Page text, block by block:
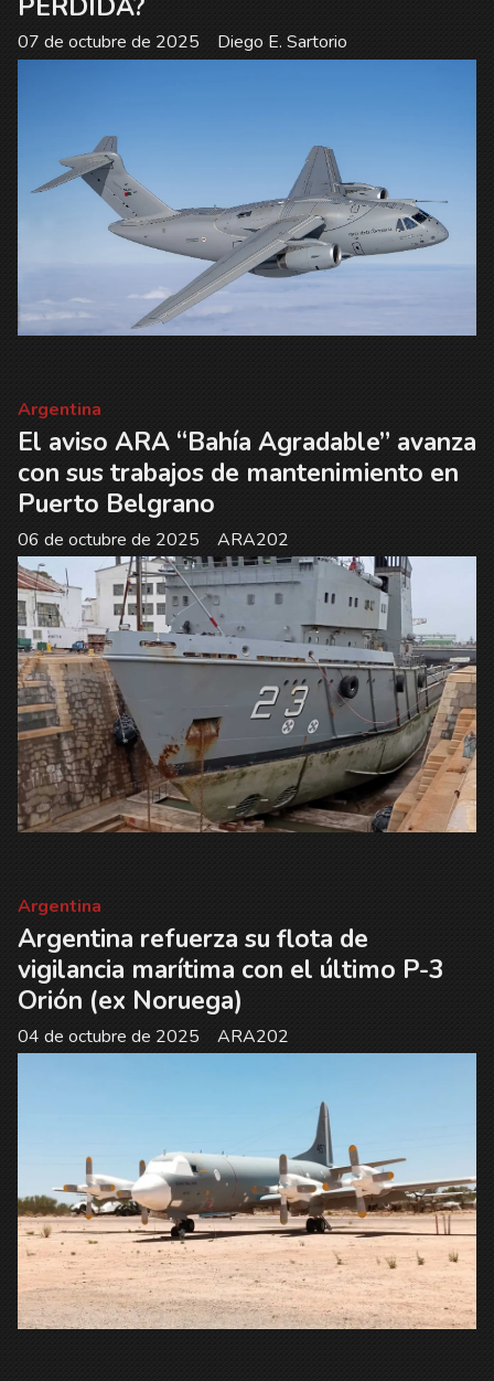
Diego E. Sartorio
07 de octubre de 2025
El aviso ARA “Bahía Agradable” avanza
con sus trabajos de mantenimiento en
Puerto Belgrano
ARA202
Argentina
06 de octubre de 2025
Argentina refuerza su flota de
vigilancia marítima con el último P-3
Orión (ex Noruega)
ARA202
Argentina
04 de octubre de 2025